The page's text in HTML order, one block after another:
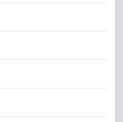
说他天生贱骨头，偏生
日开戏前，班主下了最
阎王殿。她虽锦衣玉食
为何选你么？”“就凭这